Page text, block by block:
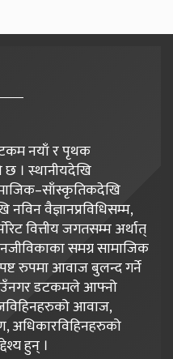
नयाँ र पृथक
। स्थानीयदेखि
वैज्ञानप्रविधिसम्म,
वित्तीय जगतसम्म अर्थात्
समग्र सामाजिक
रुपमा आवाज बुलन्द गर्ने
डटकमले आफ्नो
आवाज,
अधिकारविहिनहरुको
हुन् ।